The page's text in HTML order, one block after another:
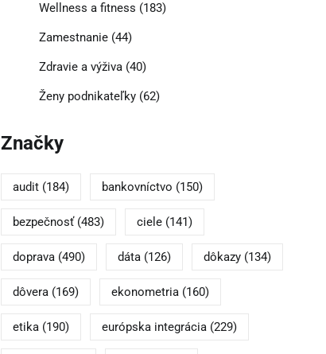
Wellness a fitness (183)
Zamestnanie(44)
Zdravie a výživa(40)
Ženy podnikateľky(62)
Značky
audit(184) bankovníctvo (150)
bezpečnosť(483) ciele(141)
doprava(490) dáta(126) dôkazy(134)
dôvera(169) ekonometria(160)
etika(190) európska integrácia(229)